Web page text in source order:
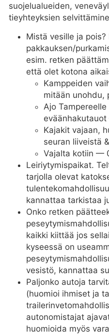
suojelualueiden,
tieyhteyksien
Mistä vesille ja
pakkauksen/
esim. retken
että olet kotona
Kamppeiden
mitään unohdu,
Ajo
Kajakit vajaan,
seuran liiveistä
Vajalta kotiin —
Leiriytymispaikat.
tarjolla olevat
kannattaa tarkistaa
Onko retken
kaikki kiittää jos
kyseessä on
vesistö, kannattaa
Paljonko autoja
(huomioi ihmiset ja
autonomistajat
huomioida myös